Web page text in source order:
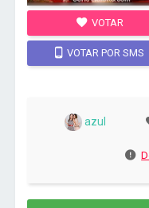
VOTAR
VOTAR POR SMS
azul